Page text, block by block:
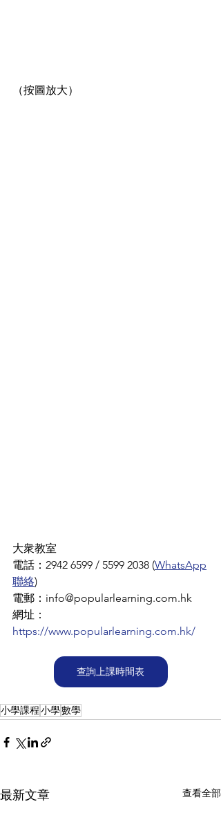
（按圖放大）
大衆教室
電話：2942 6599 / 5599 2038 (WhatsApp
聯絡)
電郵：info@popularlearning.com.hk
網址：
https://www.popularlearning.com.hk/
查詢上課時間表
小學課程小學數學
最新文章 查看全部